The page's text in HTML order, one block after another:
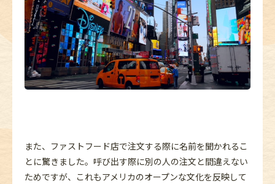
また、ファストフード店で注文する際に名前を聞かれるこ
とに驚きました。呼び出す際に別の人の注文と間違えない
ためですが、これもアメリカのオープンな文化を反映して